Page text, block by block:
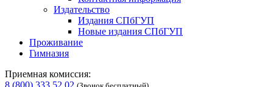
Издательство
Издания СПбГУП
Новые издания СПбГУП
Проживание
Гимназия
Приемная комиссия:
8 (800) 333 52 02